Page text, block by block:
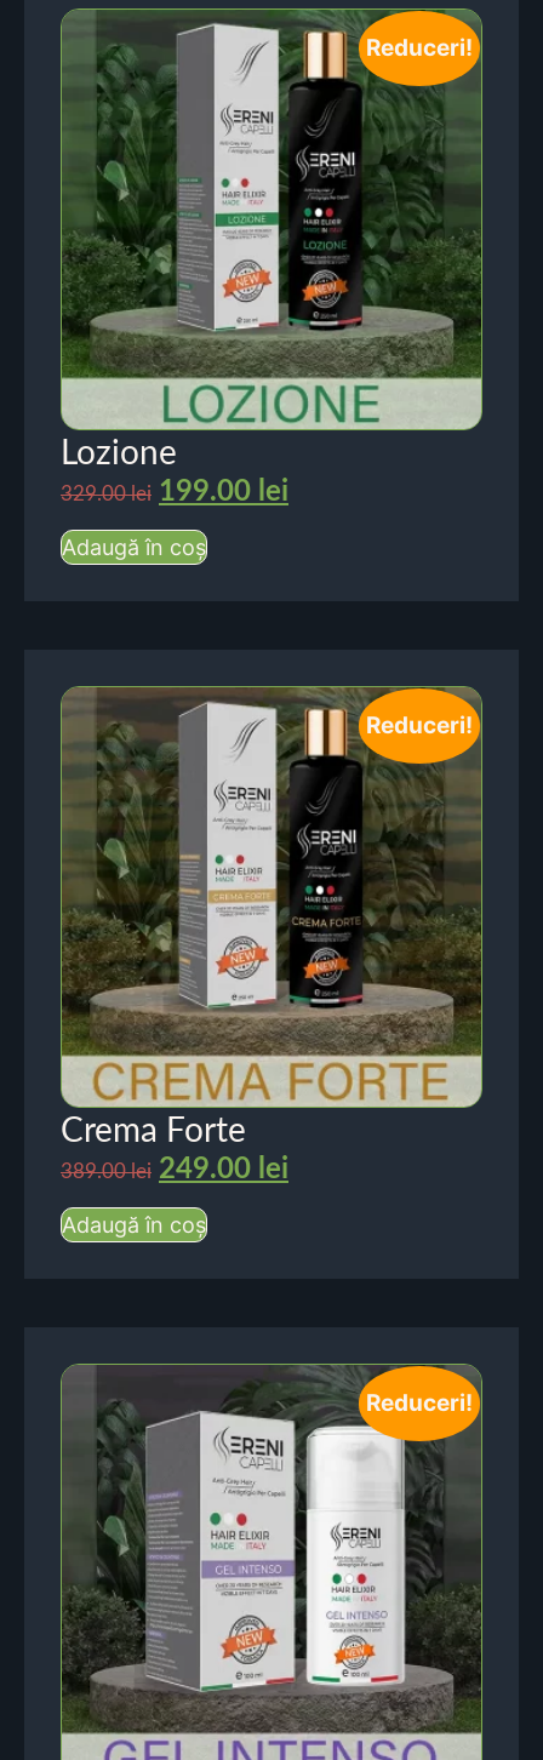
Reduceri!
Lozione
329.00lei 199.00 lei
Adaugă în coș
Reduceri!
Crema Forte
389.00lei 249.00 lei
Adaugă în coș
Reduceri!